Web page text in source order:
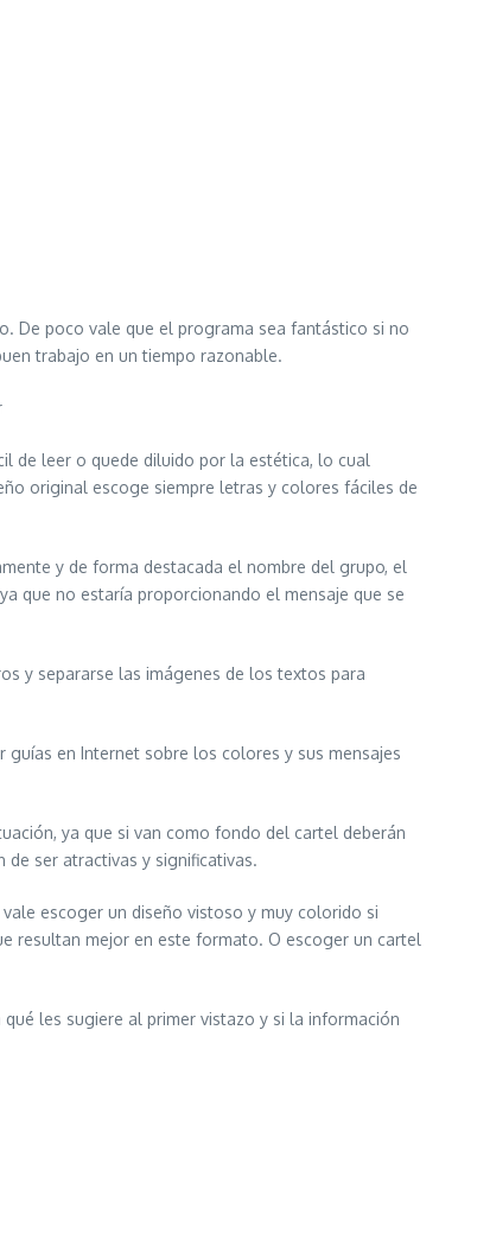
De poco vale que el programa sea fantástico si no
trabajo en un tiempo razonable.
de leer o quede diluido por la estética, lo cual
original escoge siempre letras y colores fáciles de
y de forma destacada el nombre del grupo, el
que no estaría proporcionando el mensaje que se
y separarse las imágenes de los textos para
en Internet sobre los colores y sus mensajes
ya que si van como fondo del cartel deberán
ser atractivas y significativas.
escoger un diseño vistoso y muy colorido si
resultan mejor en este formato. O escoger un cartel
les sugiere al primer vistazo y si la información